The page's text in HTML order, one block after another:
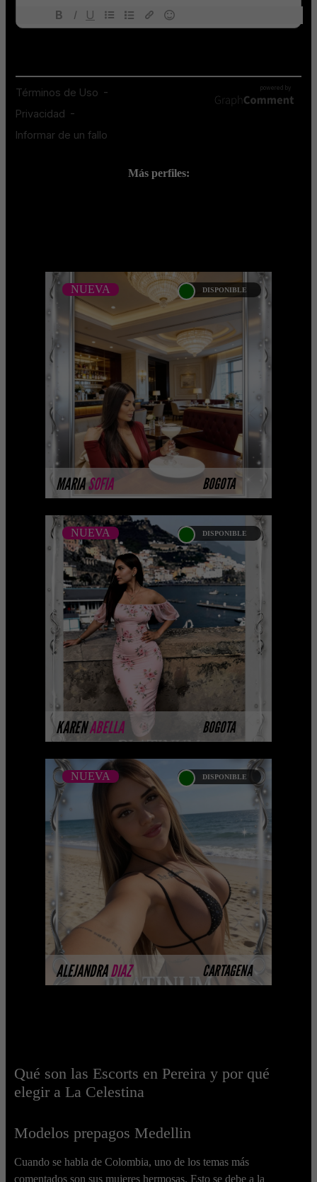
Más perfiles:
MARIASOFIA BOGOTA
NUEVA DISPONIBLE
MARIA SOFIA BADEL -
CATALOGO PLATINO
NUEVA
Platinum Esta modelo pertenece a
nuestro Catálogo Privado Platinum.
Selección privada de modelos con un
nivel de belleza y perform ...
MÁS INFORMACIÓN
KARENABELLA BOGOTA
NUEVA DISPONIBLE
KAREN ABELLA -
CATALAGO PLATINO
NUEVA
__ Platinum Esta modelo pertenece a
nuestro Catálogo Privado Platinum.
Selección privada de modelos con un
nivel de belleza y perf ...
MÁS INFORMACIÓN
ALEJANDRADIAZ CARTAGENA
NUEVA DISPONIBLE
ALEJANDRA DIAZ -
CATALOGO PLATINO
NUEVA
Platinum Esta modelo pertenece a
nuestro Catálogo Privado Platinum.
Selección privada de modelos con un
nivel de belleza y perform ...
MÁS INFORMACIÓN
Qué son las Escorts en Pereira y por qué
elegir a La Celestina
Modelos prepagos Medellin
Cuando se habla de Colombia, uno de los temas más
comentados son sus mujeres hermosas. Esto se debe a la